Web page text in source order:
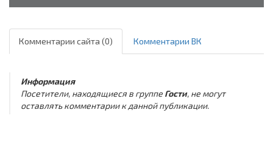
Комментарии сайта (0) Комментарии ВК
Информация
Посетители, находящиеся в группе Гости, не могут
оставлять комментарии к данной публикации.